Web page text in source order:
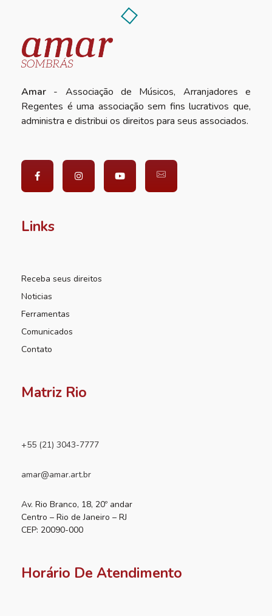
Amar - Associação de Músicos, Arranjadores e
Regentes é uma associação sem fins lucrativos que,
administra e distribui os direitos para seus associados.
Links
Receba seus direitos
Noticias
Ferramentas
Comunicados
Contato
Matriz Rio
+55 (21) 3043-7777
amar@amar.art.br
Av. Rio Branco, 18, 20º andar
Centro – Rio de Janeiro – RJ
CEP: 20090-000
Horário De Atendimento